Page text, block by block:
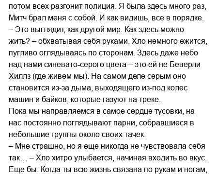
потом всех разгонит полиция. Я была здесь много раз,
Митч брал меня с собой. И как видишь, все в порядке.
– Это выглядит, как другой мир. Как здесь можно
жить? – обхватывая себя руками, Хло немного ежится,
пугливо оглядываясь по сторонам. Здесь даже небо
над нами синевато-серого цвета – это ей не Беверли
Хиллз (где живем мы). На самом деле серым оно
становится из-за дыма, выходящего из-под колес
машин и байков, которые газуют на треке.
Пока мы направляемся в самое сердце тусовки, на
нас постоянно поглядывают парни, собравшиеся в
небольшие группы около своих тачек.
– Мне страшно, но я еще никогда не чувствовала себя
так… – Хло хитро улыбается, начиная входить во вкус.
Еще бы. Когда ты всю жизнь связана по рукам и ногам,